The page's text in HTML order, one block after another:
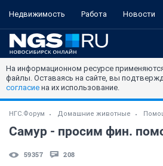
Недвижимость Работа Новости
На информационном ресурсе
файлы. Оставаясь на сайте, вы
согласие на их использование.
НГС.Форум Домашние животные
59357 208